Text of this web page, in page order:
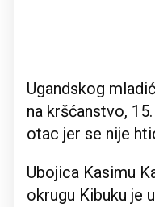
Ugandskog
na kršćanstvo,
otac jer se nije
Ubojica Kasimu
okrugu Kibuku je